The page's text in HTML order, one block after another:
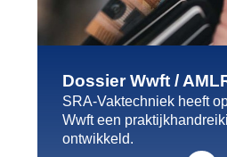
Dossier Wwft /
SRA-Vaktechniek heeft
Wwft een
ontwikkeld.